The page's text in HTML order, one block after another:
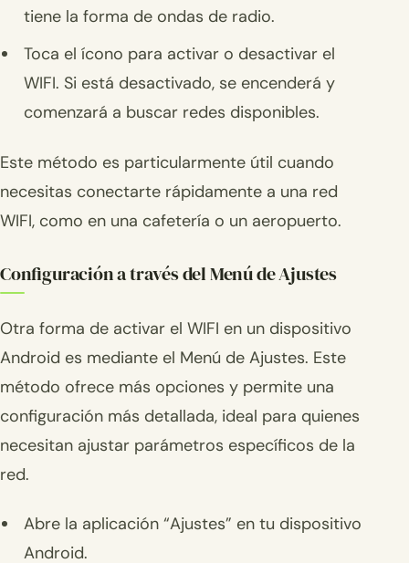
tiene la forma de ondas de radio.
Toca el ícono para activar o desactivar el
WIFI. Si está desactivado, se encenderá y
comenzará a buscar redes disponibles.
Este método es particularmente útil cuando
necesitas conectarte rápidamente a una red
WIFI, como en una cafetería o un aeropuerto.
Configuración a través del Menú de Ajustes
Otra forma de activar el WIFI en un dispositivo
Android es mediante el Menú de Ajustes. Este
método ofrece más opciones y permite una
configuración más detallada, ideal para quienes
necesitan ajustar parámetros específicos de la
red.
Abre la aplicación “Ajustes” en tu dispositivo
Android.